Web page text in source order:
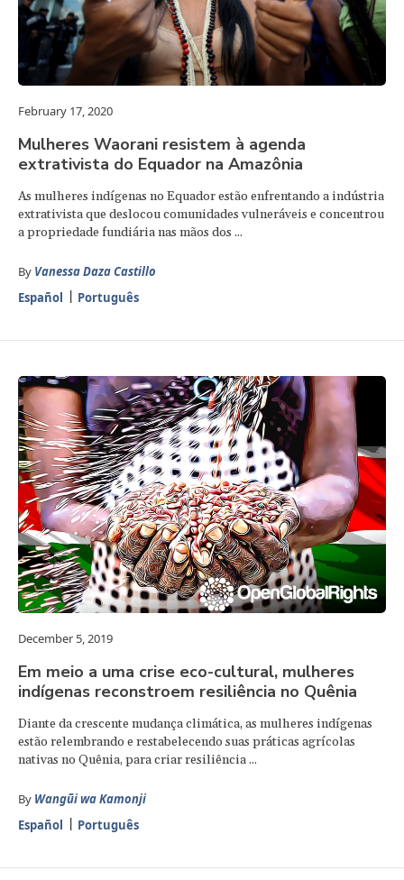
February 17, 2020
Mulheres Waorani resistem à agenda
extrativista do Equador na Amazônia
As mulheres indígenas no Equador estão enfrentando a indústria
extrativista que deslocou comunidades vulneráveis e concentrou
a propriedade fundiária nas mãos dos ...
By Vanessa Daza Castillo
Español
Português
December 5, 2019
Em meio a uma crise eco-cultural, mulheres
indígenas reconstroem resiliência no Quênia
Diante da crescente mudança climática, as mulheres indígenas
estão relembrando e restabelecendo suas práticas agrícolas
nativas no Quênia, para criar resiliência ...
By Wangũi wa Kamonji
Español
Português